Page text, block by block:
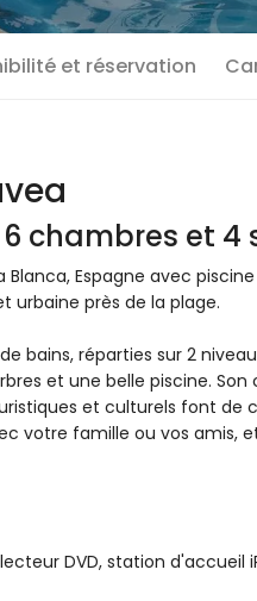
et réservation
chambres et 4
Espagne avec piscine
urbaine près de la plage.
bains, réparties sur 2
et une belle piscine.
et culturels font de
votre famille ou vos amis,
DVD, station d'accueil